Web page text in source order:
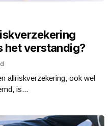
het verstandig?
allriskverzekering, ook wel
is...